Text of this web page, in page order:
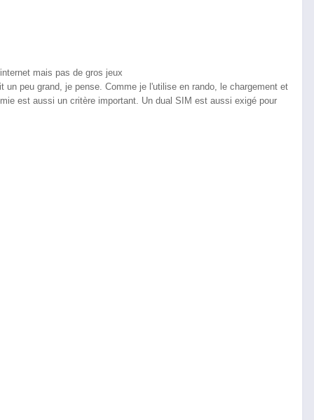
mais pas de gros jeux
peu grand, je pense. Comme je l'utilise en rando, le chargement et
est aussi un critère important. Un dual SIM est aussi exigé pour